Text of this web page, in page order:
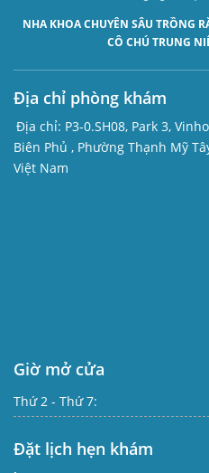
NHA KHOA CHUYÊN SÂU TRỒNG
CÔ CHÚ TRUNG
Địa chỉ phòng khám
Địa chỉ: P3-0.SH08, Park 3,
Biên Phủ , Phường Thạnh Mỹ
Việt Nam
Giờ mở cửa
Thứ 2 - Thứ 7:
Đặt lịch hẹn khám